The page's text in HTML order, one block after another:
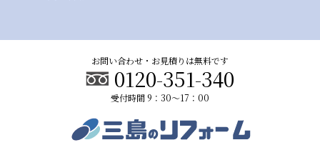
お問い合わせ・お見積りは無料です
0120-351-340
受付時間 9：30～17：00